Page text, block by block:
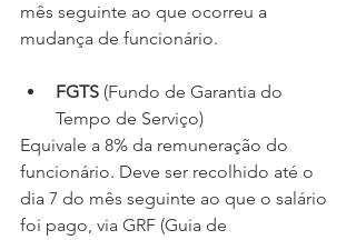
mês seguinte ao que ocorreu a
mudança de funcionário.
FGTS (Fundo de Garantia do
Tempo de Serviço)
Equivale a 8% da remuneração do
funcionário. Deve ser recolhido até o
dia 7 do mês seguinte ao que o salário
foi pago, via GRF (Guia de